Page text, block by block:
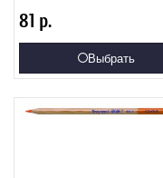
81 р.
Выбрать